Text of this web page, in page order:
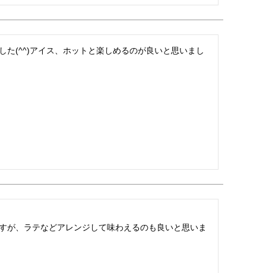
た(^^)アイス、ホットと楽しめるのが良いと思いまし
が、ラテなどアレンジして味わえるのも良いと思いま